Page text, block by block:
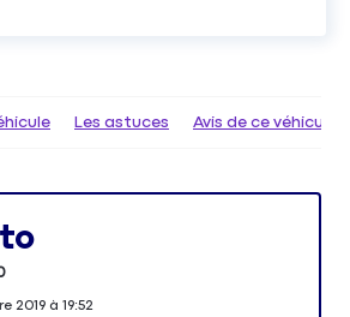
Les astuces Avis de ce véhicule
2019à 19:52